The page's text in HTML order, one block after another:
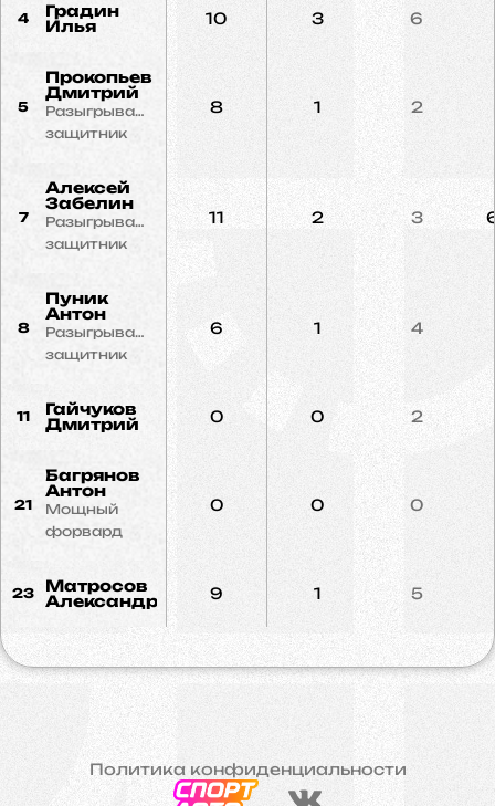
4
Градин
Илья
10 3 6
5
Прокопьев
Дмитрий
Разыгрывающий
защитник
8 1 2
7
Алексей
Забелин
Разыгрывающий
защитник
11 2 3
8
Пуник
Антон
Разыгрывающий
защитник
6 1 4
11
Гайчуков
Дмитрий
0 0 2
21
Багрянов
Антон
Мощный
форвард
0 0 0
23
Матросов
Александр
9 1 5
Политика конфиденциальности